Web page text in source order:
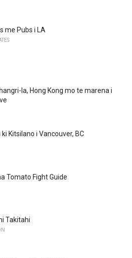
me Pubs i LA
la, Hong Kong mo te marena i
Kitsilano i Vancouver, BC
Tomato Fight Guide
Takitahi